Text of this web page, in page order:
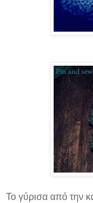
Το γύρισα από την